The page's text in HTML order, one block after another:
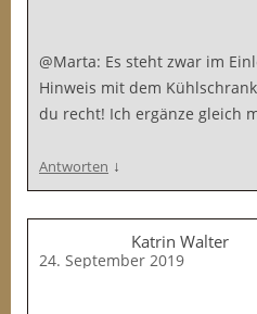
@Marta: Es steht zwar im
Hinweis mit dem
du recht! Ich ergänze gleich
Antworten ↓
Katrin Walter
24. September 2019